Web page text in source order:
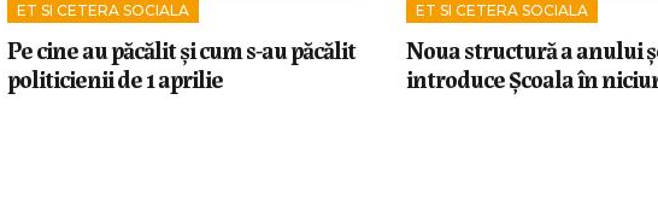
ET SI CETERA SOCIALA
Pe cine au păcălit și cum s-au păcălit
politicienii de 1 aprilie
ET SI CETERA SOCIALA
Noua structură a anului
introduce Școala în